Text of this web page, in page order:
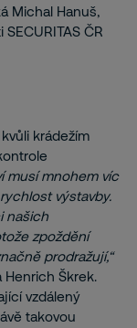
Michal Hanuš,
ČR
krádežím
musí mnohem víc
výstavby.
našich
zpoždění
prodražují,“
Henrich Škrek.
vzdálený
takovou